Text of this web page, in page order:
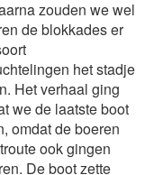
zouden we wel
de blokkades er
het stadje
Het verhaal ging
we de laatste boot
omdat de boeren
ook gingen
De boot zette